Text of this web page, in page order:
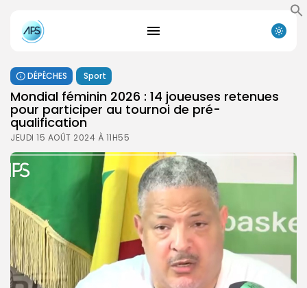
DÉPÊCHES Sport
Mondial féminin 2026 : 14 joueuses retenues
pour participer au tournoi de pré-
qualification
JEUDI 15 AOÛT 2024 À 11H55